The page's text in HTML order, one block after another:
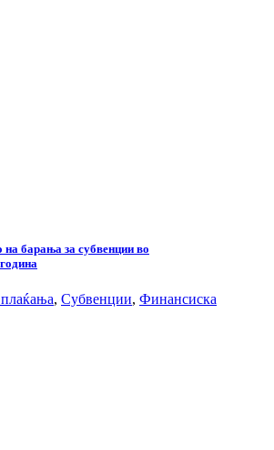
барања за субвенции во
, Субвенции, Финансиска